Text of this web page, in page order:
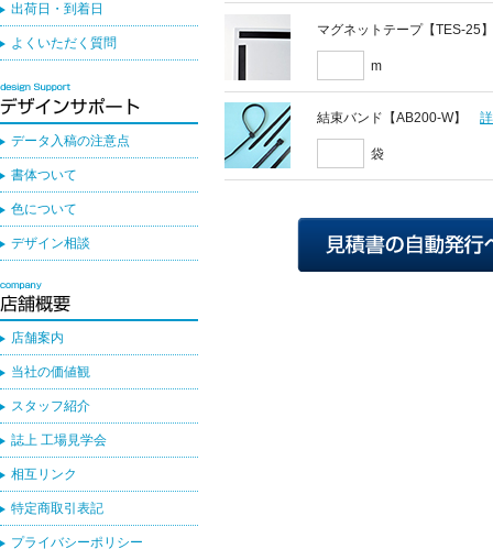
マグネットテープ【TES-25
m
結束バンド【AB200-W】
袋
出荷日・到着日
よくいただく質問
データ入稿の注意点
書体ついて
色について
デザイン相談
店舗案内
当社の価値観
スタッフ紹介
誌上 工場見学会
相互リンク
特定商取引表記
プライバシーポリシー